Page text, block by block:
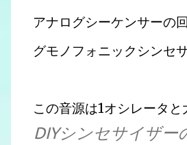
アナログシーケンサーの
グモノフォニックシン
この音源は1オシレータ
DIYシンセサイザ